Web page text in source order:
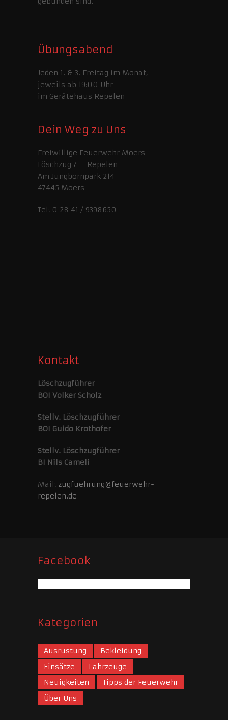
Übungsabend
Jeden 1. & 3. Freitag im Monat,
jeweils ab 19:00 Uhr
im Gerätehaus Repelen
Dein Weg zu Uns
Freiwillige Feuerwehr Moers
Löschzug 7 – Repelen
Am Jungbornpark 214
47445 Moers
Tel: 0 28 41 / 9398650
Kontakt
Löschzugführer
BOI Volker Scholz
Stellv. Löschzugführer
BOI Guido Krothofer
Stellv. Löschzugführer
BI Nils Cameli
Mail: zugfuehrung@feuerwehr-
repelen.de
Facebook
Kategorien
Ausrüstung
Bekleidung
Einsätze
Fahrzeuge
Neuigkeiten
Tipps der Feuerwehr
Über Uns